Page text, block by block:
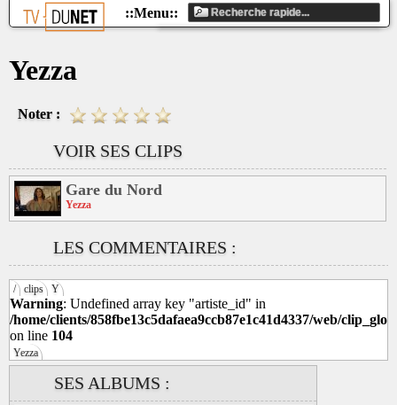
/ clips Y
Warning: Undefined array key "artiste_id" in
/home/clients/858fbe13c5dafaea9ccb87e1c41d4337/web/
on line 104
Yezza
SES ALBUMS :
Yezza
Noter :
VOIR SES CLIPS
Gare du Nord
Yezza
LES COMMENTAIRES :